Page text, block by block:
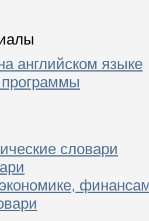
английском языке
словари